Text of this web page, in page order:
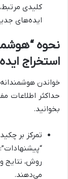
کلیدی
ایده‌های
نحوه
استخراج ایده
خواندن
حداکثر اطلاعات
بخوانید.
تمرکز بر
روش، نتایج
می‌دهند.